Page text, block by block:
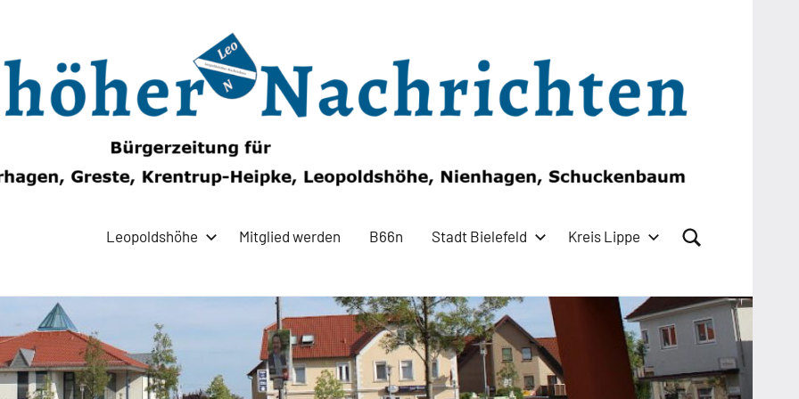
Leopoldshöhe Mitglied werden B66n Stadt Bielefeld Kreis Lippe